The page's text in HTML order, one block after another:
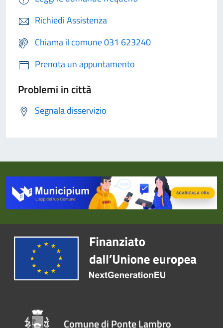
Richiedi Assistenza
Chiama il comune 031 623240
Prenota un appuntamento
Problemi in città
Segnala disservizio
Comune di Ponte Lambro